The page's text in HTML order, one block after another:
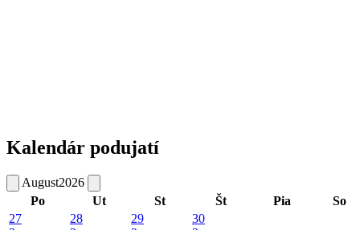
Kalendár podujatí
August2026
Po
Ut St Št Pia
So
27
28
29
30